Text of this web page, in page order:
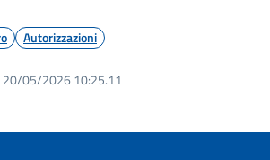
Autorizzazioni
20/05/2026 10:25.11